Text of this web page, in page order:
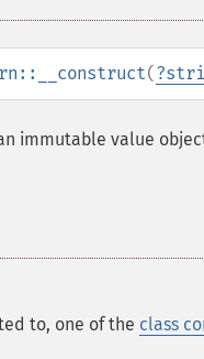
(?
immutable value
to, one of the class